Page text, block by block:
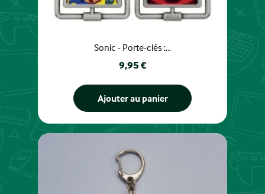
Sonic - Porte-clés :...
Prix
9,95 €
Ajouter au panier